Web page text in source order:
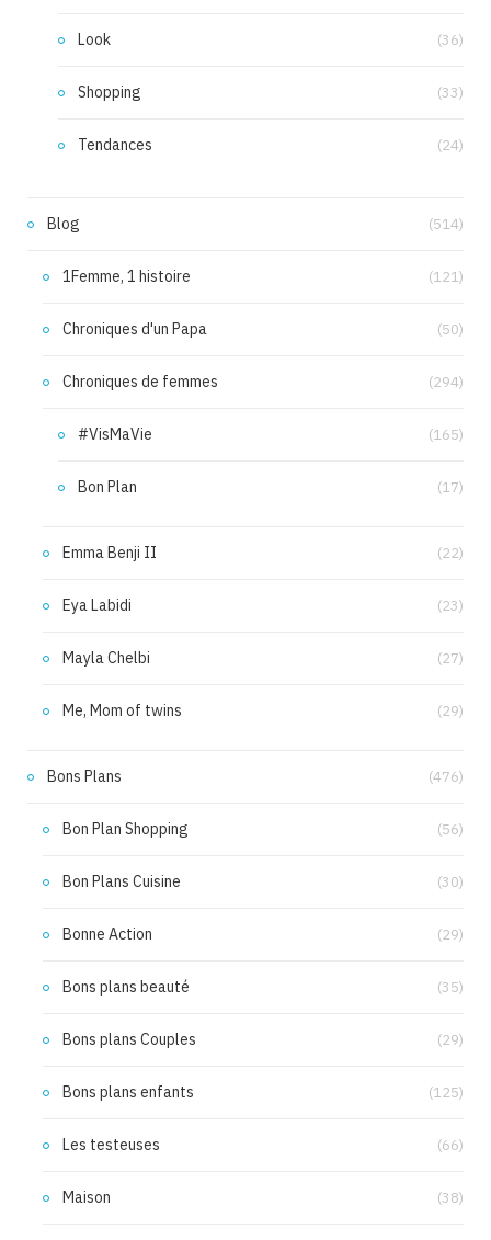
Look (36)
Shopping (33)
Tendances (24)
Blog (514)
1Femme, 1 histoire (121)
Chroniques d'un Papa (50)
Chroniques de femmes (294)
#VisMaVie (165)
Bon Plan (17)
Emma Benji II (22)
Eya Labidi (23)
Mayla Chelbi (27)
Me, Mom of twins (29)
Bons Plans (476)
Bon Plan Shopping (56)
Bon Plans Cuisine (30)
Bonne Action (29)
Bons plans beauté (35)
Bons plans Couples (29)
Bons plans enfants (125)
Les testeuses (66)
Maison (38)